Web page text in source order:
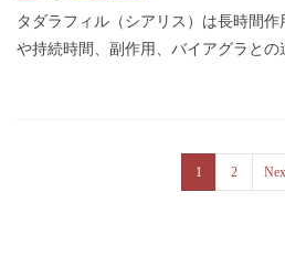
タダラフィル（シアリス）は長時間
や持続時間、副作用、バイアグラとの
1 2